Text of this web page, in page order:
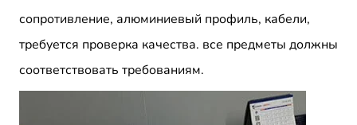
сопротивление, алюминиевый профиль, кабели,
требуется проверка качества. все предметы должны
соответствовать требованиям.